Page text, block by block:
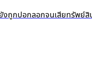
ยังถูกปอกลอกจนเสียทรัพ